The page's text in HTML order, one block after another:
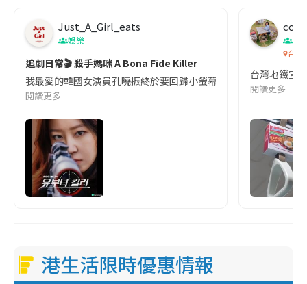
Just_A_Girl_eats
娛樂
追劇日常🎬 殺手媽咪 A Bona Fide Killer
我最愛的韓國女演員孔曉振終於要回歸小螢幕啦!這次的劇本改編
閱讀更多
co
吹
台灣
台灣地鐵宣
閱讀更多
港生活限時優惠情報